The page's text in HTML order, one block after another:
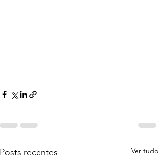
Posts recentes Ver tudo